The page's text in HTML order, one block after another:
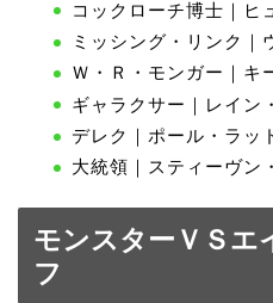
コックローチ博士｜ヒ
ミッシング・リンク｜
Ｗ・Ｒ・モンガー｜キ
ギャラクサー｜レイン
デレク｜ポール・ラッ
大統領｜スティーヴン
モンスターＶＳエ
フ